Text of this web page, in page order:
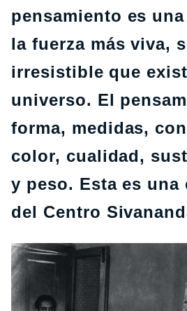
pensamiento es
la fuerza más viva,
irresistible que
universo. El
forma, medidas,
color, cualidad,
y peso. Esta es
del Centro